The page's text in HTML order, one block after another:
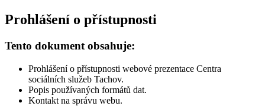
Prohlášení o přístupnosti
Tento dokument obsahuje:
Prohlášení o přístupnosti webové prezentace Centra
sociálních služeb Tachov.
Popis používaných formátů dat.
Kontakt na správu webu.